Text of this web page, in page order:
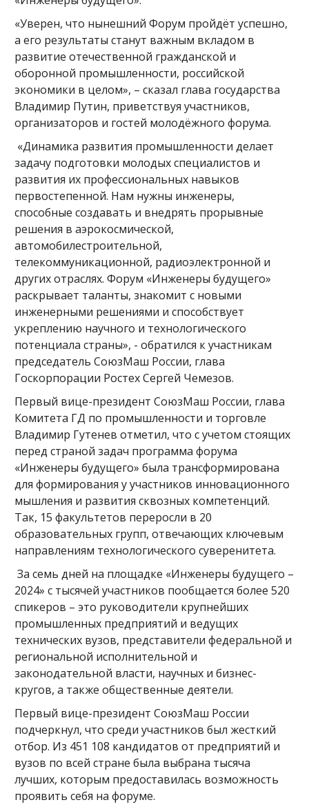
«Уверен, что нынешний Форум пройдёт успешно,
а его результаты станут важным вкладом в
развитие отечественной гражданской и
оборонной промышленности, российской
экономики в целом», – сказал глава государства
Владимир Путин, приветствуя участников,
организаторов и гостей молодёжного форума.
«Динамика развития промышленности делает
задачу подготовки молодых специалистов и
развития их профессиональных навыков
первостепенной. Нам нужны инженеры,
способные создавать и внедрять прорывные
решения в аэрокосмической,
автомобилестроительной,
телекоммуникационной, радиоэлектронной и
других отраслях. Форум «Инженеры будущего»
раскрывает таланты, знакомит с новыми
инженерными решениями и способствует
укреплению научного и технологического
потенциала страны», - обратился к участникам
председатель СоюзМаш России, глава
Госкорпорации Ростех Сергей Чемезов.
Первый вице-президент СоюзМаш России, глава
Комитета ГД по промышленности и торговле
Владимир Гутенев отметил, что с учетом стоящих
перед страной задач программа форума
«Инженеры будущего» была трансформирована
для формирования у участников инновационного
мышления и развития сквозных компетенций.
Так, 15 факультетов переросли в 20
образовательных групп, отвечающих ключевым
направлениям технологического суверенитета.
За семь дней на площадке «Инженеры будущего –
2024» с тысячей участников пообщается более 520
спикеров – это руководители крупнейших
промышленных предприятий и ведущих
технических вузов, представители федеральной и
региональной исполнительной и
законодательной власти, научных и бизнес-
кругов, а также общественные деятели.
Первый вице-президент СоюзМаш России
подчеркнул, что среди участников был жесткий
отбор. Из 451 108 кандидатов от предприятий и
вузов по всей стране была выбрана тысяча
лучших, которым предоставилась возможность
проявить себя на форуме.